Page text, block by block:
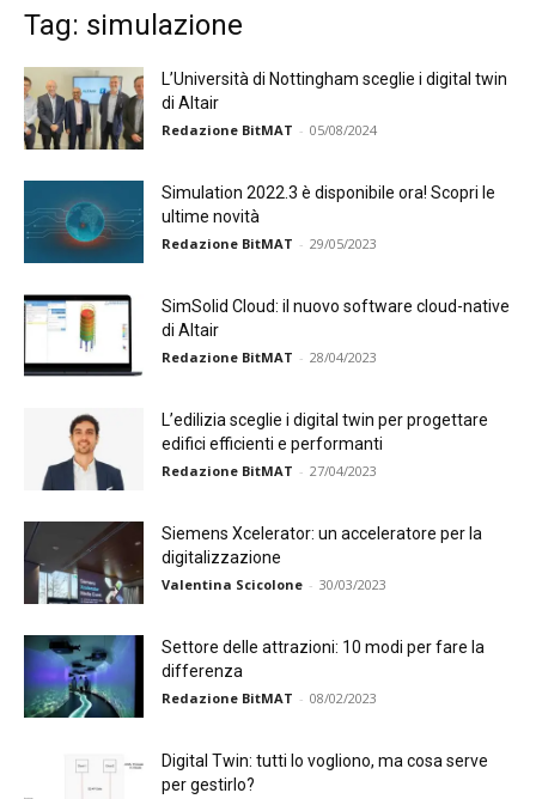
Tag: simulazione
L’Università di Nottingham sceglie i digital twin
di Altair
Redazione BitMAT - 05/08/2024
Simulation 2022.3 è disponibile ora! Scopri le
ultime novità
Redazione BitMAT - 29/05/2023
SimSolid Cloud: il nuovo software cloud-native
di Altair
Redazione BitMAT - 28/04/2023
L’edilizia sceglie i digital twin per progettare
edifici efficienti e performanti
Redazione BitMAT - 27/04/2023
Siemens Xcelerator: un acceleratore per la
digitalizzazione
Valentina Scicolone - 30/03/2023
Settore delle attrazioni: 10 modi per fare la
differenza
Redazione BitMAT - 08/02/2023
Digital Twin: tutti lo vogliono, ma cosa serve
per gestirlo?